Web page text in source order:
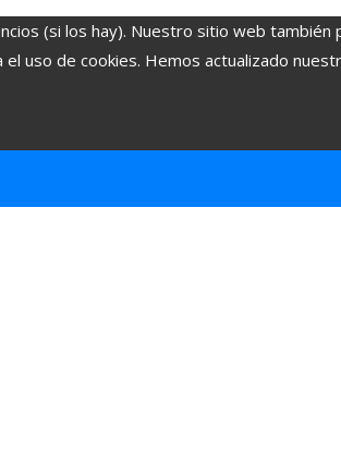
(si los hay). Nuestro sitio web también
uso de cookies. Hemos actualizado